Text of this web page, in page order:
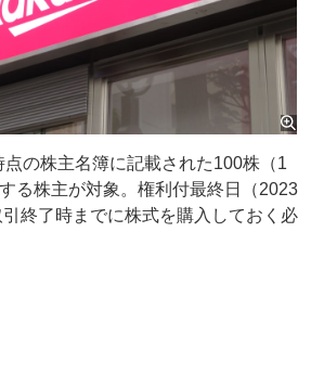
の株主名簿に記載された100株（1
る株主が対象。権利付最終日（2023
終了時までに株式を購入しておく必